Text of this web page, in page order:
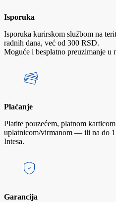
Isporuka
Isporuka kurirskom službom na
radnih dana, već od 300 RSD.
Moguće i besplatno preuzimanje u
Plaćanje
Platite pouzećem, platnom
uplatnicom/virmanom — ili na do
Intesa.
Garancija